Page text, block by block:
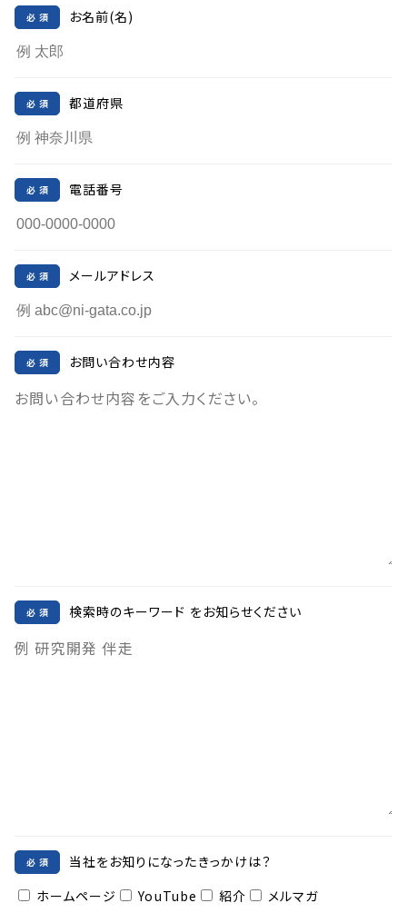
お名前(名)
都道府県
電話番号
メールアドレス
お問い合わせ内容
検索時のキーワード をお知らせください
当社をお知りになったきっかけは？
ホームページ
YouTube 紹介
メルマガ